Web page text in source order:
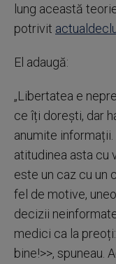
lung această
potrivit
El adaugă:
„Libertatea e
ce îți dorești, dar
anumite
atitudinea asta cu
este un caz cu un
fel de motive,
decizii
medici ca la
bine!>>, spuneau.